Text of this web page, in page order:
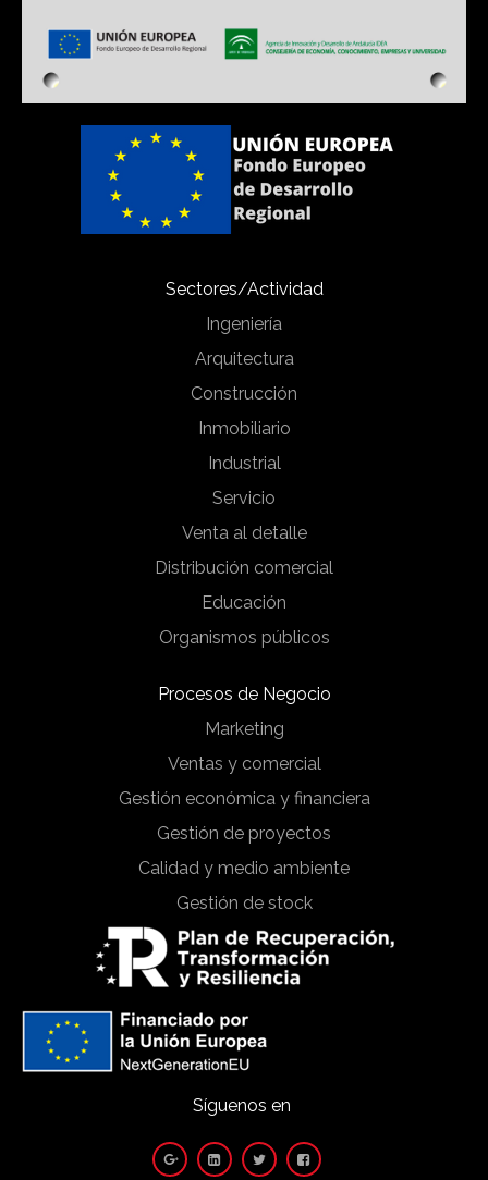
Sectores/Actividad
Ingeniería
Arquitectura
Construcción
Inmobiliario
Industrial
Servicio
Venta al detalle
Distribución comercial
Educación
Organismos públicos
Procesos de Negocio
Marketing
Ventas y comercial
Gestión económica y financiera
Gestión de proyectos
Calidad y medio ambiente
Gestión de stock
Síguenos en